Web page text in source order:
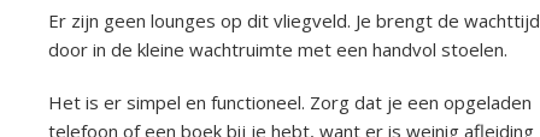
Er zijn geen lounges op dit vliegveld. Je brengt de wachttijd
door in de kleine wachtruimte met een handvol stoelen.
Het is er simpel en functioneel. Zorg dat je een opgeladen
telefoon of een boek bij je hebt, want er is weinig afleiding